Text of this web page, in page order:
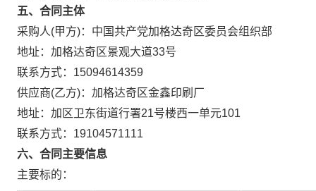
五、合同主体
采购人(甲方)：中国共产党加格达奇区委员会组织部
地址：加格达奇区景观大道33号
联系方式：15094614359
供应商(乙方)：加格达奇区金鑫印刷厂
地址：加区卫东街道行署21号楼西一单元101
联系方式：19104571111
六、合同主要信息
主要标的：